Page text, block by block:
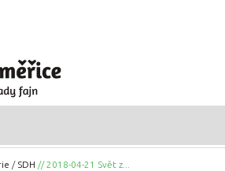
/ SDH // 2018-04-21 Svět z...